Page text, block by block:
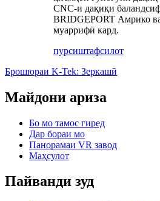
CNC-и дақиқи
BRIDGEPORT Амрико
муаррифӣ кард.
пурсиштафсилот
Брошюраи K-Tek: Зеркашӣ
Майдони ариза
Бо мо тамос гиред
Дар бораи мо
Панорамаи VR завод
Маҳсулот
Пайванди зуд